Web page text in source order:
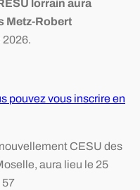
lorrain aura
Metz-Robert
2026.
pouvez vous inscrire en
CESU des
aura lieu le 25
57